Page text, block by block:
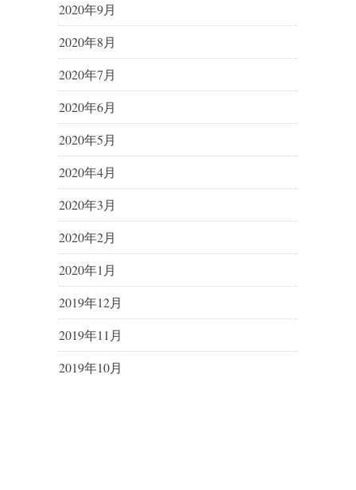
2020年9月
2020年8月
2020年7月
2020年6月
2020年5月
2020年4月
2020年3月
2020年2月
2020年1月
2019年12月
2019年11月
2019年10月